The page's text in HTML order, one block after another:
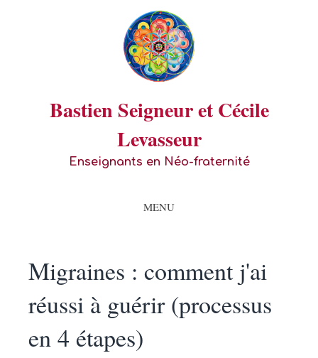
Bastien Seigneur et Cécile
Levasseur
Enseignants en Néo-fraternité
MENU
Migraines : comment j'ai
réussi à guérir (processus
en 4 étapes)